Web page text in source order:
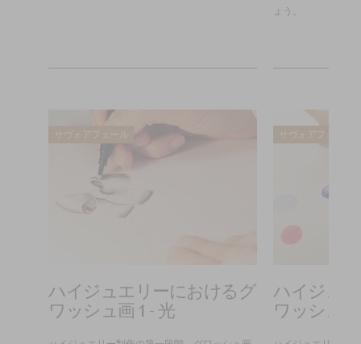
ょう。
サヴォアフェール
ハイジュエリーにおけるグ
ワッシュ画 1 - 光
サヴォアフェール
ハイジュ
ワッシュ